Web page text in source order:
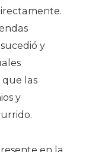
y
que las
y